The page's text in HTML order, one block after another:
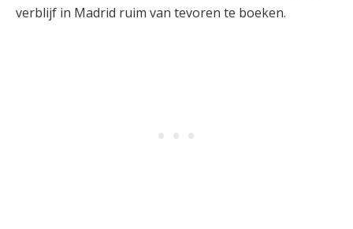
verblijf in Madrid ruim van tevoren te boeken.